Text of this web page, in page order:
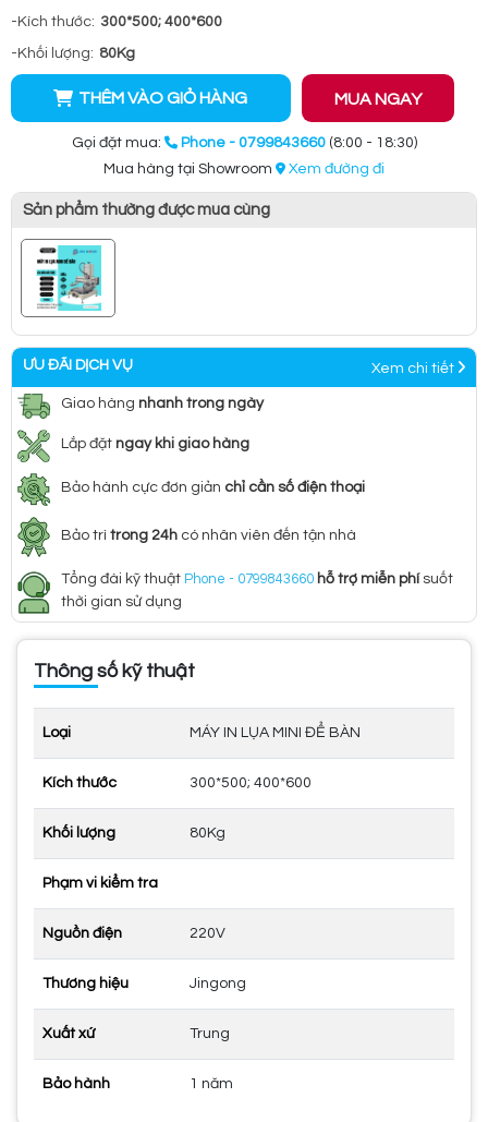
-Kích thước: 300*500; 400*600
-Khối lượng: 80Kg
THÊM VÀO GIỎ HÀNG MUA NGAY
Gọi đặt mua: Phone - 0799843660 (8:00 - 18:30)
Mua hàng tại Showroom
Xem đường đi
Sản phẩm thường được mua cùng
ƯU ĐÃI DỊCH VỤ Xem chi tiết
Giao hàng nhanh trong ngày
Lắp đặt ngay khi giao hàng
Bảo hành cực đơn giản chỉ cần số điện thoại
Bảo trì trong 24h có nhân viên đến tận nhà
Tổng đài kỹ thuật Phone - 0799843660 hỗ trợ miễn phí suốt
thời gian sử dụng
Thông số kỹ thuật
Loại MÁY IN LỤA MINI ĐỂ BÀN
Kích thước 300*500; 400*600
Khối lượng 80Kg
Phạm vi kiểm tra
Nguồn điện 220V
Thương hiệu Jingong
Xuất xứ Trung
Bảo hành 1 năm